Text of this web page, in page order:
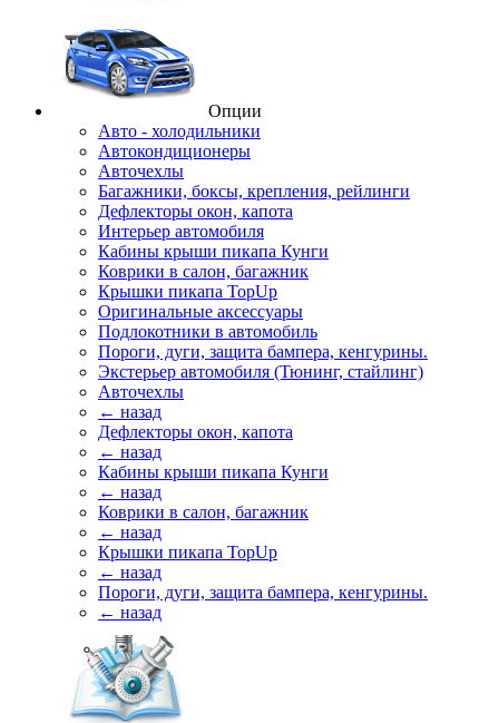
Опции
Авто - холодильники
Автокондиционеры
Авточехлы
Багажники, боксы, крепления, рейлинги
Дефлекторы окон, капота
Интерьер автомобиля
Кабины крыши пикапа Кунги
Коврики в салон, багажник
Крышки пикапа TopUp
Оригинальные аксессуары
Подлокотники в автомобиль
Пороги, дуги, защита бампера, кенгурины.
Экстерьер автомобиля (Тюнинг, стайлинг)
Авточехлы
← назад
Дефлекторы окон, капота
← назад
Кабины крыши пикапа Кунги
← назад
Коврики в салон, багажник
← назад
Крышки пикапа TopUp
← назад
Пороги, дуги, защита бампера, кенгурины.
← назад